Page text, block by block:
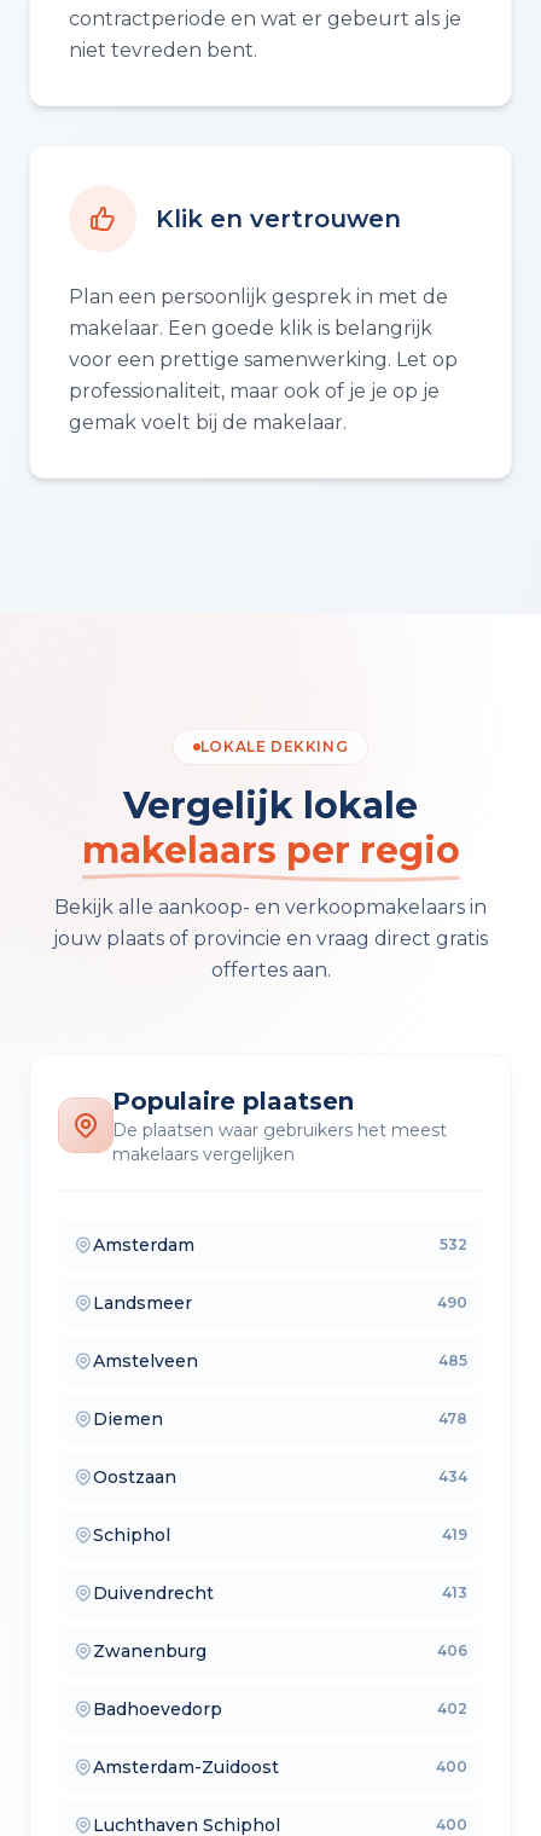
contractperiode en wat er gebeurt als je
niet tevreden bent.
Klik en vertrouwen
Plan een persoonlijk gesprek in met de
makelaar. Een goede klik is belangrijk
voor een prettige samenwerking. Let op
professionaliteit, maar ook of je je op je
gemak voelt bij de makelaar.
LOKALE DEKKING
Vergelijk lokale
makelaars per regio
Bekijk alle aankoop- en verkoopmakelaars in
jouw plaats of provincie en vraag direct gratis
offertes aan.
Populaire plaatsen
De plaatsen waar gebruikers het meest
makelaars vergelijken
Amsterdam
— makelaars vergelijken 532
Landsmeer
— verkoopmakelaars 490
Amstelveen
— aankoopmakelaars 485
Diemen
— lokale makelaars 478
Oostzaan
— makelaars vergelijken 434
Schiphol
— verkoopmakelaars 419
Duivendrecht
— aankoopmakelaars 413
Zwanenburg
— lokale makelaars 406
Badhoevedorp
— makelaars vergelijken 402
Amsterdam-Zuidoost
— verkoopmakelaars 400
Luchthaven Schiphol 400